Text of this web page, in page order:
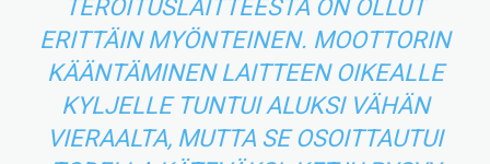
TEROITUSLAITTEESTA ON OLLUT
ERITTÄIN MYÖNTEINEN. MOOTTORIN
KÄÄNTÄMINEN LAITTEEN OIKEALLE
KYLJELLE TUNTUI ALUKSI VÄHÄN
VIERAALTA, MUTTA SE OSOITTAUTUI